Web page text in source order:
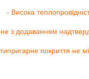
- Висока
з додаванням
покриття не